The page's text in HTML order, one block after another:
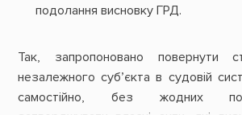
подолання висновку ГРД.
Так, запропоновано повернути
незалежного суб’єкта в судовій
самостійно, без жодних